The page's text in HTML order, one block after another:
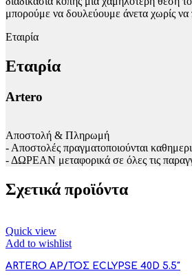
μπορούμε να δουλεύουμε άνετα χωρίς να
Εταιρία
Εταιρία
Artero
Αποστολή & Πληρωμή
- Αποστολές πραγματοποιούνται
- ΔΩΡΕΑΝ μεταφορικά σε όλες τις
Σχετικά προϊόντα
Quick view
Add to wishlist
ARTERO ΑΡ/ΤΟΣ ECLYPSE 40D 5.5″